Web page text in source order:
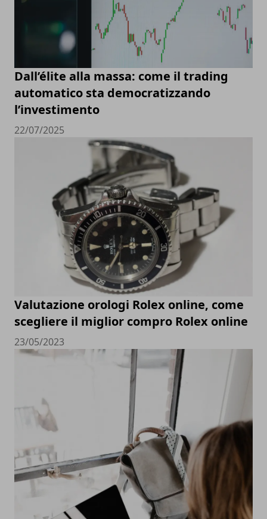
Dall’élite alla massa: come il trading
automatico sta democratizzando
l’investimento
22/07/2025
Valutazione orologi Rolex online, come
scegliere il miglior compro Rolex online
23/05/2023